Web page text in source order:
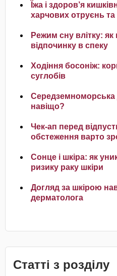
Їжа і здоров’я
харчових отруєнь
Режим сну влітку: як
відпочинку в спеку
Ходіння босоніж:
суглобів
Середземноморська
навіщо?
Чек-ап перед
обстеження варто
Сонце і шкіра: як
ризику раку шкіри
Догляд за шкірою
дерматолога
Статті з розділу